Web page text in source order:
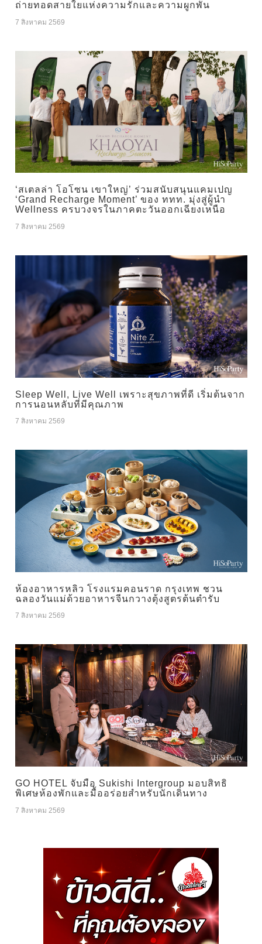
ถ่ายทอดสายใยแห่งความรักและความผูกพัน
7 สิงหาคม 2569
‘สเตลล่า โอโซน เขาใหญ่’ ร่วมสนับสนุนแคมเปญ
‘Grand Recharge Moment’ ของ ททท. มุ่งสู่ผู้นำ
Wellness ครบวงจรในภาคตะวันออกเฉียงเหนือ
7 สิงหาคม 2569
Sleep Well, Live Well เพราะสุขภาพที่ดี เริ่มต้นจาก
การนอนหลับที่มีคุณภาพ
7 สิงหาคม 2569
ห้องอาหารหลิว โรงแรมคอนราด กรุงเทพ ชวน
ฉลองวันแม่ด้วยอาหารจีนกวางตุ้งสูตรต้นตำรับ
7 สิงหาคม 2569
GO HOTEL จับมือ Sukishi Intergroup มอบสิทธิ
พิเศษห้องพักและมื้ออร่อยสำหรับนักเดินทาง
7 สิงหาคม 2569